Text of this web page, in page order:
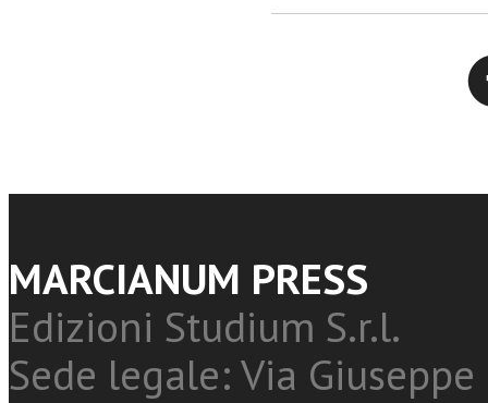
MARCIANUM PRESS
Edizioni Studium S.r.l.
Sede legale: Via